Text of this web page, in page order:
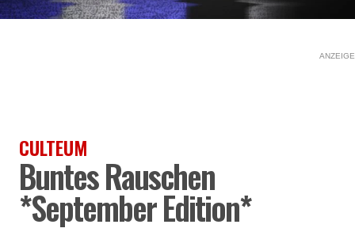
ANZEIGE
CULTEUM
Buntes Rauschen
*September Edition*